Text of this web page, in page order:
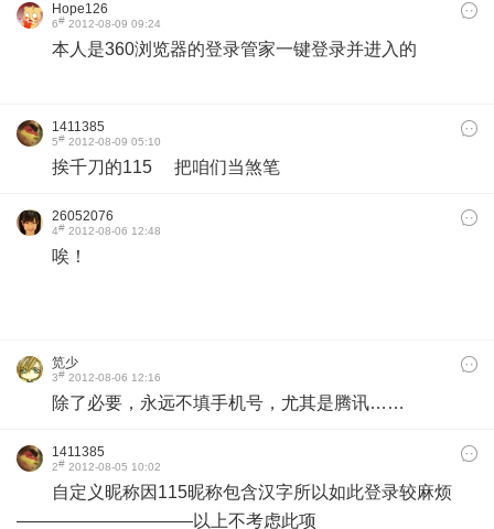
Hope126
6# 2012-08-09 09:24
本人是360浏览器的登录管家一键登录并进入的
1411385
5# 2012-08-09 05:10
挨千刀的115 把咱们当煞笔
26052076
4# 2012-08-06 12:48
唉！
笕少
3# 2012-08-06 12:16
除了必要，永远不填手机号，尤其是腾讯……
1411385
2# 2012-08-05 10:02
自定义昵称因115昵称包含汉字所以如此登录较麻烦
——————————以上不考虑此项